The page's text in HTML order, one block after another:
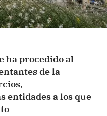
ha procedido al
de la
entidades a los que